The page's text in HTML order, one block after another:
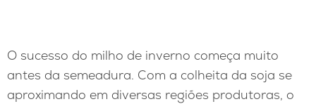
O sucesso do milho de inverno começa muito
antes da semeadura. Com a colheita da soja se
aproximando em diversas regiões produtoras, o